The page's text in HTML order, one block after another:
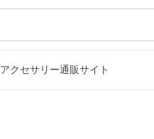
クセサリー通販サイト